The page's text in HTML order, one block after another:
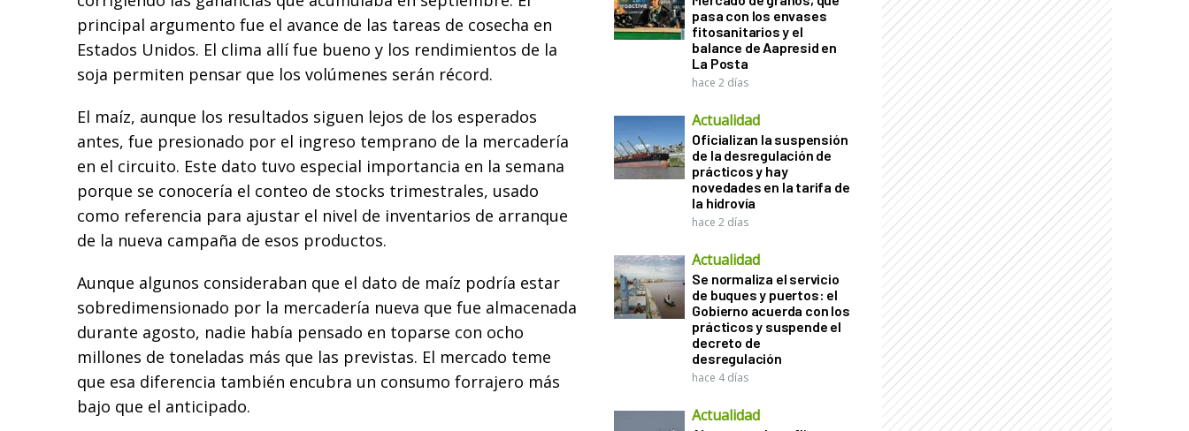
principal argumento fue el avance de las tareas de cosecha en
Estados Unidos. El clima allí fue bueno y los rendimientos de la
soja permiten pensar que los volúmenes serán récord.
El maíz, aunque los resultados siguen lejos de los esperados
antes, fue presionado por el ingreso temprano de la mercadería
en el circuito. Este dato tuvo especial importancia en la semana
porque se conocería el conteo de stocks trimestrales, usado
como referencia para ajustar el nivel de inventarios de arranque
de la nueva campaña de esos productos.
Aunque algunos consideraban que el dato de maíz podría estar
sobredimensionado por la mercadería nueva que fue almacenada
durante agosto, nadie había pensado en toparse con ocho
millones de toneladas más que las previstas. El mercado teme
que esa diferencia también encubra un consumo forrajero más
bajo que el anticipado.
pasa con los envases
fitosanitarios y el
balance de Aapresid en
La Posta
hace 2 días
Actualidad
Oficializan la suspensión
de la desregulación de
prácticos y hay
novedades en la tarifa de
la hidrovía
hace 2 días
Actualidad
Se normaliza el servicio
de buques y puertos: el
Gobierno acuerda con los
prácticos y suspende el
decreto de
desregulación
hace 4 días
Actualidad